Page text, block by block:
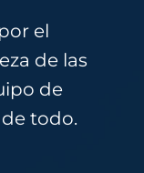
el
de las
de
todo.